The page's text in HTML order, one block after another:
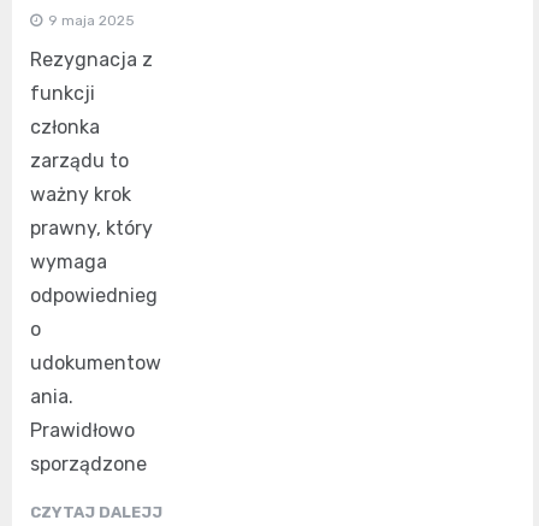
9 maja 2025
Rezygnacja z
funkcji
członka
zarządu to
ważny krok
prawny, który
wymaga
odpowiednieg
o
udokumentow
ania.
Prawidłowo
sporządzone
CZYTAJ DALEJJ